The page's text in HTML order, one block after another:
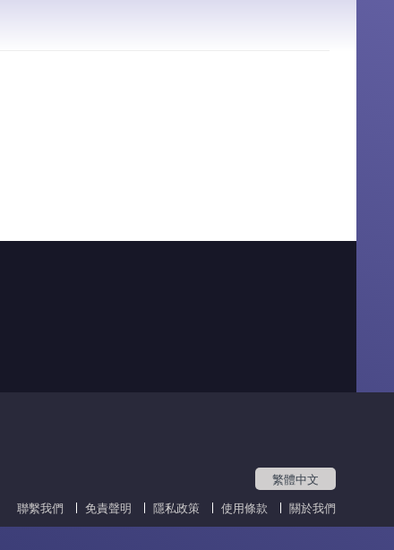
繁體中文
聯繫我們
免責聲明 隱私政策 使用條款 關於我們